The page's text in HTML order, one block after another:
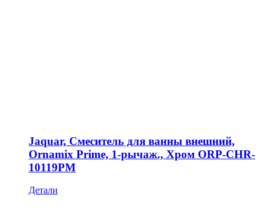
Jaquar, Смеситель для ванны внешний,
Ornamix Prime, 1-рычаж., Хром ORP-CHR-
10119PM
Детали